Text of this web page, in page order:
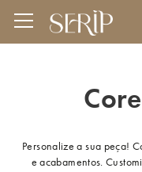
Personalize a sua peça!
e acabamentos.